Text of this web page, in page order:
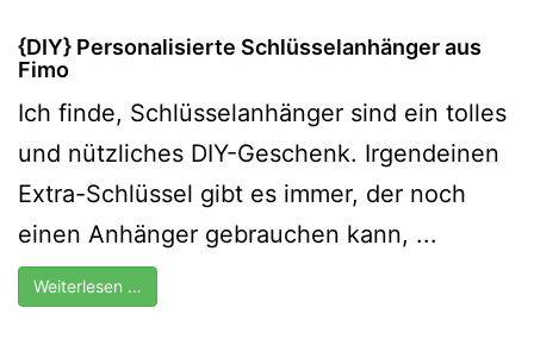
{DIY} Personalisierte Schlüsselanhänger aus
Fimo
Ich finde, Schlüsselanhänger sind ein tolles
und nützliches DIY-Geschenk. Irgendeinen
Extra-Schlüssel gibt es immer, der noch
einen Anhänger gebrauchen kann, ...
Weiterlesen …